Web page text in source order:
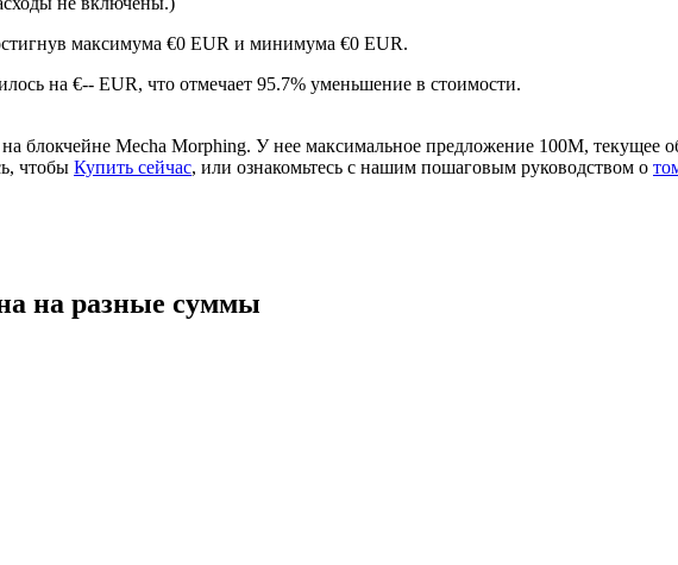
обеспечения
максимума €0 EUR и минимума €0 EUR.
на €-- EUR, что отмечает 95.7% уменьшение в стоимости.
блокчейне Mecha Morphing. У нее максимальное предложение 100M,
чтобы Купить сейчас, или ознакомьтесь с нашим пошаговым руководством о
на разные суммы